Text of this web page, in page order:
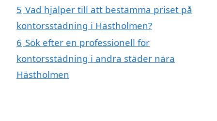
5 Vad hjälper till att bestämma priset på
kontorsstädning i Hästholmen?
6 Sök efter en professionell för
kontorsstädning i andra städer nära
Hästholmen